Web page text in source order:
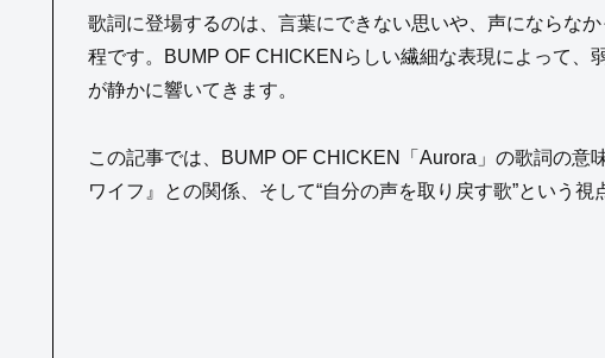
歌詞に登場するのは、言葉にできない思いや、声にならな
程です。BUMP OF CHICKENらしい繊細な表現によって、
が静かに響いてきます。
この記事では、BUMP OF CHICKEN「Aurora」の歌詞の意
ワイフ』との関係、そして“自分の声を取り戻す歌”という視